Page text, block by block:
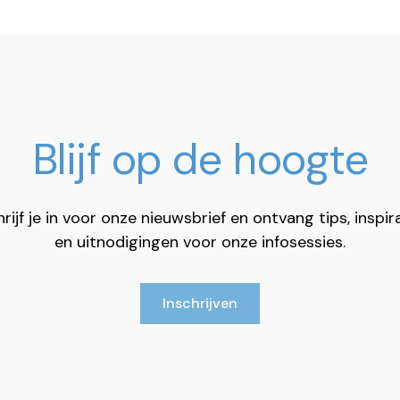
Blijf op de hoogte
je in voor onze nieuwsbrief en ontvang tips,
en uitnodigingen voor onze infosessies.
Inschrijven